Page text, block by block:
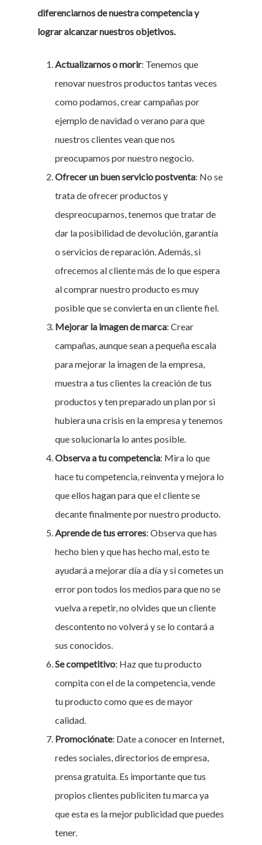
diferenciarnos de nuestra competencia y
lograr alcanzar nuestros objetivos.
Actualizarnos o morir: Tenemos que
renovar nuestros productos tantas veces
como podamos, crear campañas por
ejemplo de navidad o verano para que
nuestros clientes vean que nos
preocupamos por nuestro negocio.
Ofrecer un buen servicio postventa: No se
trata de ofrecer productos y
despreocuparnos, tenemos que tratar de
dar la posibilidad de devolución, garantía
o servicios de reparación. Además, si
ofrecemos al cliente más de lo que espera
al comprar nuestro producto es muy
posible que se convierta en un cliente fiel.
Mejorar la imagen de marca: Crear
campañas, aunque sean a pequeña escala
para mejorar la imagen de la empresa,
muestra a tus clientes la creación de tus
productos y ten preparado un plan por si
hubiera una crisis en la empresa y tenemos
que solucionarla lo antes posible.
Observa a tu competencia: Mira lo que
hace tu competencia, reinventa y mejora lo
que ellos hagan para que el cliente se
decante finalmente por nuestro producto.
Aprende de tus errores: Observa que has
hecho bien y que has hecho mal, esto te
ayudará a mejorar día a día y si cometes un
error pon todos los medios para que no se
vuelva a repetir, no olvides que un cliente
descontento no volverá y se lo contará a
sus conocidos.
Se competitivo: Haz que tu producto
compita con el de la competencia, vende
tu producto como que es de mayor
calidad.
Promociónate: Date a conocer en Internet,
redes sociales, directorios de empresa,
prensa gratuita. Es importante que tus
propios clientes publiciten tu marca ya
que esta es la mejor publicidad que puedes
tener.